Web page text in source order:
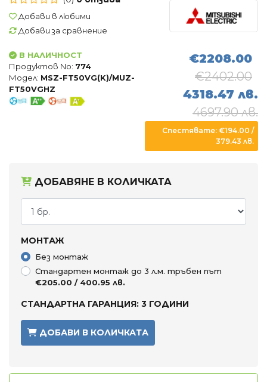
Въздухопречистватели
Влагоуловители
АКСЕСОАРИ
Добави в любими
Добави за сравнение
В НАЛИЧНОСТ
Продуктов No: 774
Модел: MSZ-FT50VG(K)/MUZ-
FT50VGHZ
€2208.00
€2402.00
4318.47 лв.
4697.90 лв.
Спестявате: €194.00 /
379.43 лв.
ДОБАВЯНЕ В КОЛИЧКАТА
МОНТАЖ
Без монтаж
Стандартен монтаж до 3 л.м. тръбен път
€205.00 / 400.95 лв.
СТАНДАРТНА ГАРАНЦИЯ: 3 ГОДИНИ
ДОБАВИ В КОЛИЧКАТА